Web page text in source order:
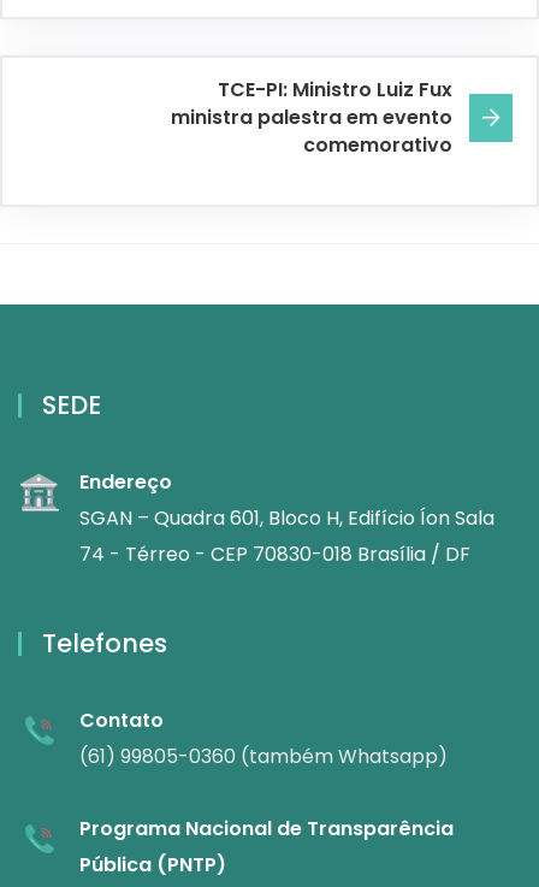
TCE-PI: Ministro Luiz Fux
ministra palestra em evento
comemorativo
SEDE
Endereço
SGAN – Quadra 601, Bloco H, Edifício Íon Sala
74 - Térreo - CEP 70830-018 Brasília / DF
Telefones
Contato
(61) 99805-0360 (também Whatsapp)
Programa Nacional de Transparência
Pública (PNTP)